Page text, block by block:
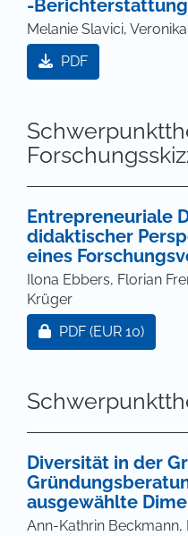
-Berichterstattung
Melanie Slavici,
PDF
Entrepreneuriale
didaktischer
eines
Ilona Ebbers, Florian
Krüger
Zugang für
PDF (EUR 10)
Diversität in der
ausgewählte
Ann-Kathrin